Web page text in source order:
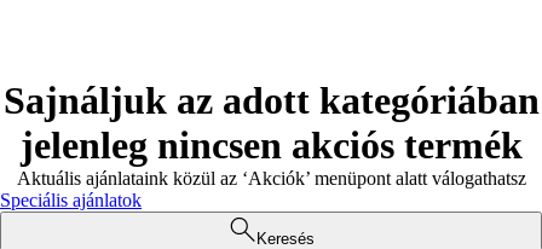
Sajnáljuk az adott kategóriában
jelenleg nincsen akciós termék
Aktuális ajánlataink közül az ‘Akciók’ menüpont alatt válogathatsz
Speciális ajánlatok
Keresés